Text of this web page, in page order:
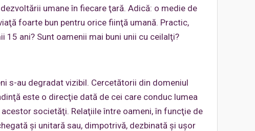
umane în fiecare ţară. Adică: o medie de
foarte bun pentru orice fiinţă umană. Practic,
ani? Sunt oamenii mai buni unii cu ceilalţi?
s-au degradat vizibil. Cercetătorii din domeniul
este o direcţie dată de cei care conduc lumea
societăţi. Relaţiile între oameni, în funcţie de
şi unitară sau, dimpotrivă, dezbinată şi uşor